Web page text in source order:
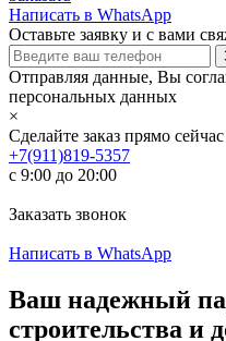
Написать в WhatsApp
Оставьте заявку и с вами
Отправляя данные, Вы
персональных данных
×
Сделайте заказ прямо сейчас
+7(911)819-5357
с 9:00 до 20:00
Заказать звонок
Написать в WhatsApp
Ваш надежный
строительства и